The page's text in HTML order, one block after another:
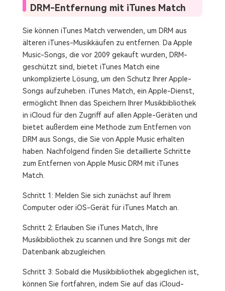
DRM-Entfernung mit iTunes Match
Sie können iTunes Match verwenden, um DRM aus
älteren iTunes-Musikkäufen zu entfernen. Da Apple
Music-Songs, die vor 2009 gekauft wurden, DRM-
geschützt sind, bietet iTunes Match eine
unkomplizierte Lösung, um den Schutz Ihrer Apple-
Songs aufzuheben. iTunes Match, ein Apple-Dienst,
ermöglicht Ihnen das Speichern Ihrer Musikbibliothek
in iCloud für den Zugriff auf allen Apple-Geräten und
bietet außerdem eine Methode zum Entfernen von
DRM aus Songs, die Sie von Apple Music erhalten
haben. Nachfolgend finden Sie detaillierte Schritte
zum Entfernen von Apple Music DRM mit iTunes
Match.
Schritt 1: Melden Sie sich zunächst auf Ihrem
Computer oder iOS-Gerät für iTunes Match an.
Schritt 2: Erlauben Sie iTunes Match, Ihre
Musikbibliothek zu scannen und Ihre Songs mit der
Datenbank abzugleichen.
Schritt 3: Sobald die Musikbibliothek abgeglichen ist,
können Sie fortfahren, indem Sie auf das iCloud-